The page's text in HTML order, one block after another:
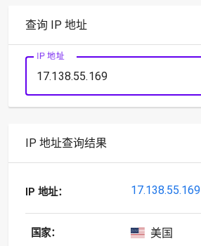
查询 IP 地址
IP 地址
IP 地址查询结果
IP 地址： 17.138.55.169
国家： 美国